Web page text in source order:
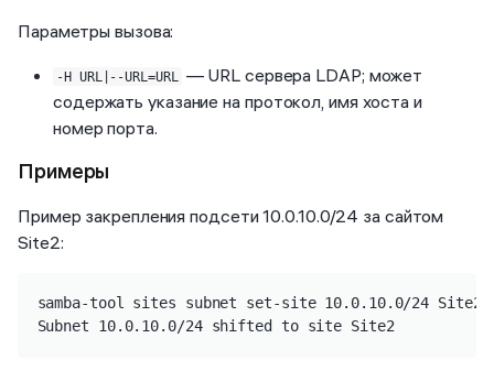
Параметры вызова:
-H URL|--URL=URL — URL сервера LDAP; может
содержать указание на протокол, имя хоста и
номер порта.
Примеры
Пример закрепления подсети 10.0.10.0/24 за сайтом
Site2:
samba-tool sites subnet set-site 10.0.10.0/24 Site2
Subnet 10.0.10.0/24 shifted to site Site2